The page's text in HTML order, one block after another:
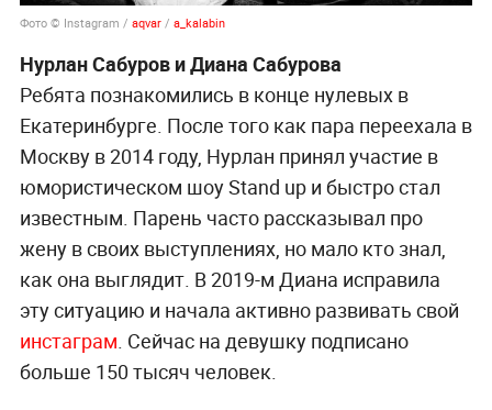
Фото © Instagram / aqvar/ a_kalabin
Нурлан Сабуров и Диана Сабурова
Ребята познакомились в конце нулевых в
Екатеринбурге. После того как пара переехала в
Москву в 2014 году, Нурлан принял участие в
юмористическом шоу Stand up и быстро стал
известным. Парень часто рассказывал про
жену в своих выступлениях, но мало кто знал,
как она выглядит. В 2019-м Диана исправила
эту ситуацию и начала активно развивать свой
инстаграм . Сейчас на девушку подписано
больше 150 тысяч человек.